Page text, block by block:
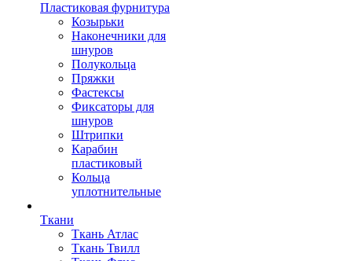
Пластиковая фурнитура
Козырьки
Наконечники для
шнуров
Полукольца
Пряжки
Фастексы
Фиксаторы для
шнуров
Штрипки
Карабин
пластиковый
Кольца
уплотнительные
Ткани
Ткань Атлас
Ткань Твилл